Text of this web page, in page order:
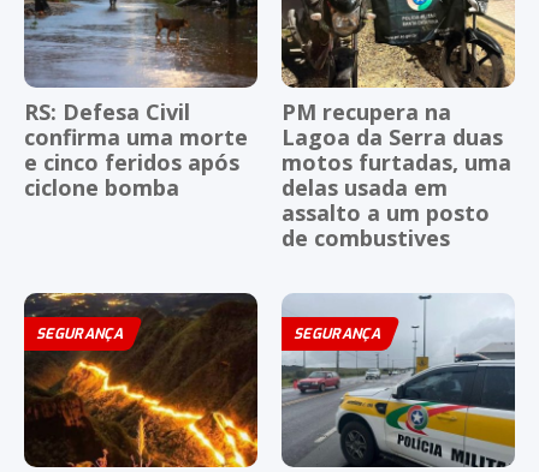
RS: Defesa Civil
confirma uma morte
e cinco feridos após
ciclone bomba
PM recupera na
Lagoa da Serra duas
motos furtadas, uma
delas usada em
assalto a um posto
de combustives
SEGURANÇA SEGURANÇA